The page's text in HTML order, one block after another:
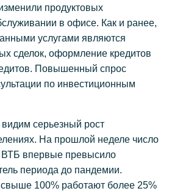
продуктовых
в офисе. Как и ранее,
услугами являются
сделок, оформление кредитов
Повышенный спрос
по инвестиционным
серьезный рост
На прошлой неделе число
ВТБ впервые превысило
периода до пандемии.
свыше 100% работают более 25%